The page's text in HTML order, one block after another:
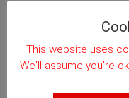
Geschäftsführer
umgekrempelt
aller 0,5l-Flaschen
This website uses
We'll assume you're